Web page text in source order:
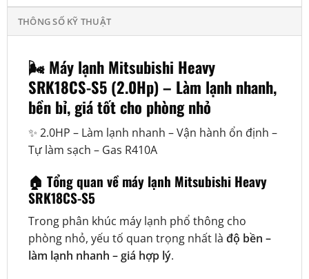
THÔNG SỐ KỸ THUẬT
🌬️ Máy lạnh Mitsubishi Heavy
SRK18CS-S5 (2.0Hp) – Làm lạnh nhanh,
bền bỉ, giá tốt cho phòng nhỏ
✨ 2.0HP – Làm lạnh nhanh – Vận hành ổn định –
Tự làm sạch – Gas R410A
🏠 Tổng quan về máy lạnh Mitsubishi Heavy
SRK18CS-S5
Trong phân khúc máy lạnh phổ thông cho
phòng nhỏ, yếu tố quan trọng nhất là độ bền –
làm lạnh nhanh – giá hợp lý.